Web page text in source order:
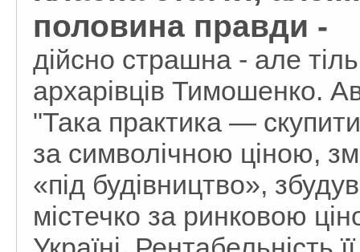
половина правди -
дійсно страшна - але
архарівців Тимошенко.
"Така практика — скупити
за символічною ціною,
«під будівництво»,
містечко за ринковою